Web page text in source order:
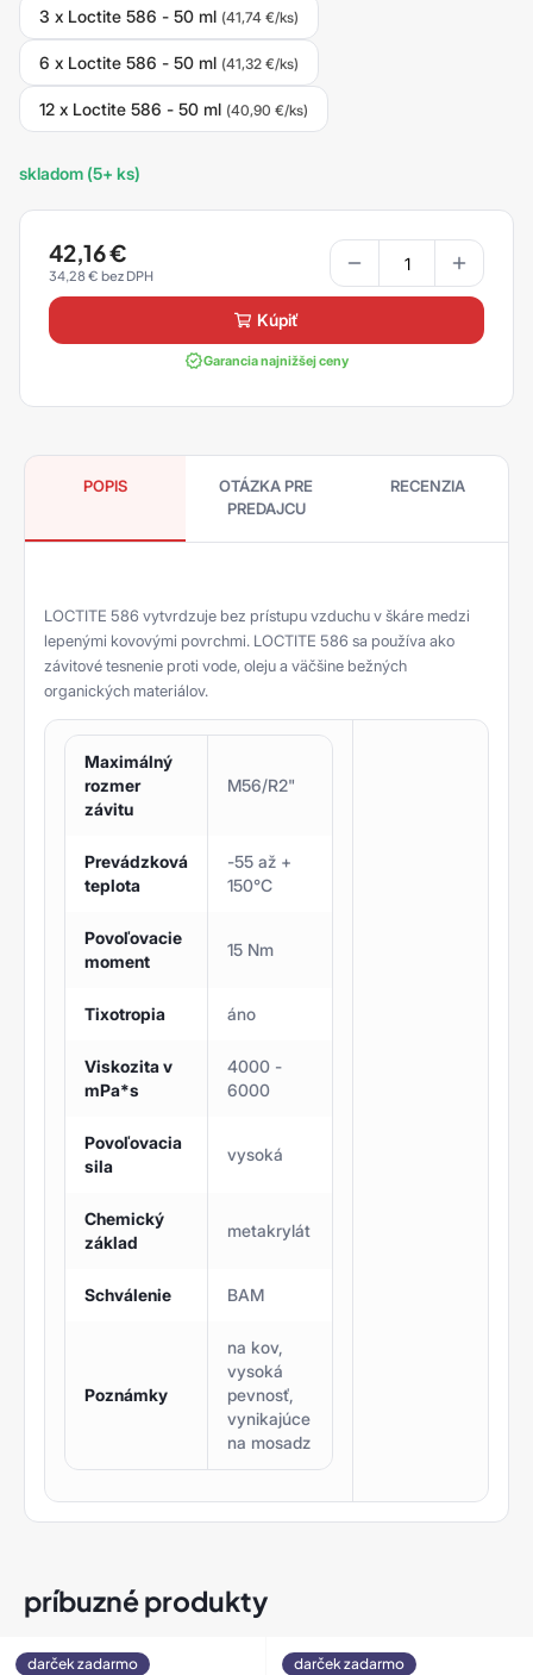
3 x Loctite 586 - 50 ml (41,74 €/ks)
6 x Loctite 586 - 50 ml (41,32 €/ks)
12 x Loctite 586 - 50 ml (40,90 €/ks)
skladom (5+ ks)
42,16€
34,28€
kúpiť
Garancia najnižšej ceny
POPIS
OTÁZKA PRE
PREDAJCU
RECENZIA
LOCTITE 586 vytvrdzuje bez prístupu vzduchu v škáre medzi
lepenými kovovými povrchmi. LOCTITE 586 sa používa ako
závitové tesnenie proti vode, oleju a väčšine bežných
organických materiálov.
Maximálný
rozmer
závitu
M56/R2"
Prevádzková
teplota
-55 až +
150°C
Povoľovacie
moment
15 Nm
Tixotropia áno
Viskozita v
mPa*s
4000 -
6000
Povoľovacia
sila
vysoká
Chemický
základ
metakrylát
Schválenie BAM
Poznámky
na kov,
vysoká
pevnosť,
vynikajúce
na mosadz
príbuzné produkty
darček zadarmo darček zadarmo